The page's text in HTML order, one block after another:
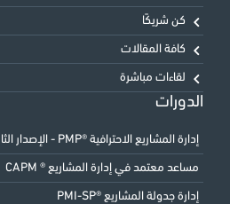
كن شريكًا
كافة المقالات
لقاءات مباشرة
الدورات
إدارة المشاريع الاحترافية ®PMP - الإصدار الثامن
مساعد معتمد في إدارة المشاريع ® CAPM
إدارة جدولة المشاريع ®PMI-SP